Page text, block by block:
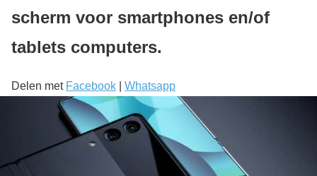
scherm voor smartphones en/of
tablets computers.
Delen met Facebook Whatsapp